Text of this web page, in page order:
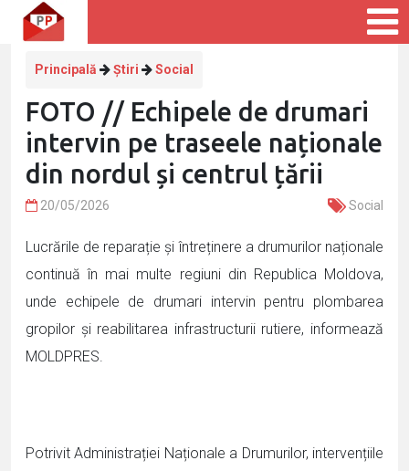
Principală Știri Social
FOTO // Echipele de drumari
intervin pe traseele naționale
din nordul și centrul țării
20/05/2026 Social
Lucrările de reparație și întreținere a drumurilor naționale
continuă în mai multe regiuni din Republica Moldova,
unde echipele de drumari intervin pentru plombarea
gropilor și reabilitarea infrastructurii rutiere, informează
MOLDPRES.
Potrivit Administrației Naționale a Drumurilor, intervențiile